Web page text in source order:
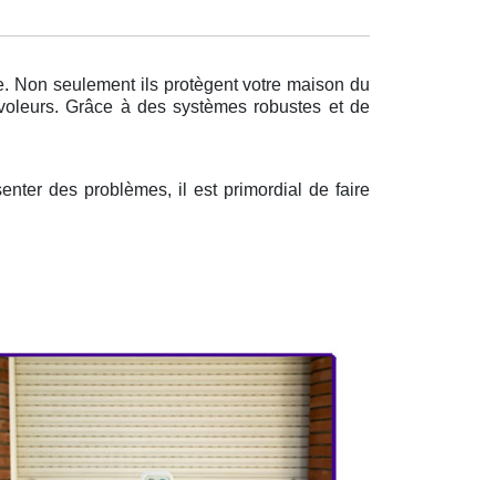
Non seulement ils protègent votre maison du
Grâce à des systèmes robustes et de
des problèmes, il est primordial de faire